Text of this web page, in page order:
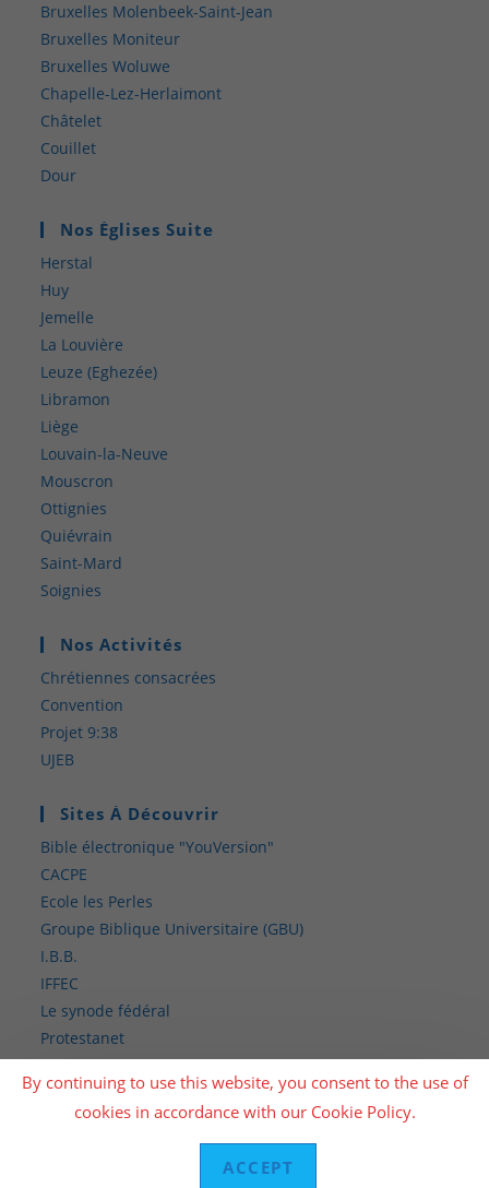
Bruxelles Molenbeek-Saint-Jean
Bruxelles Moniteur
Bruxelles Woluwe
Chapelle-Lez-Herlaimont
Châtelet
Couillet
Dour
Nos Églises Suite
Herstal
Huy
Jemelle
La Louvière
Leuze (Eghezée)
Libramon
Liège
Louvain-la-Neuve
Mouscron
Ottignies
Quiévrain
Saint-Mard
Soignies
Nos Activités
Chrétiennes consacrées
Convention
Projet 9:38
UJEB
Sites À Découvrir
Bible électronique "YouVersion"
CACPE
Ecole les Perles
Groupe Biblique Universitaire (GBU)
I.B.B.
IFFEC
Le synode fédéral
Protestanet
V.E.G. – (association sœur flamande)
Vianova
Copyright 2026 - AEPEB
By continuing to use this website, you consent to the use of
cookies in accordance with our Cookie Policy.
ACCEPT